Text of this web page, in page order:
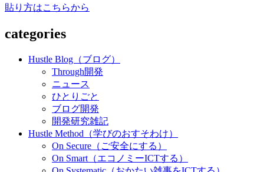
貼り方はこちらから
categories
Hustle Blog（ブログ）
Through開発
ニュース
ひとりごと
ブログ開発
開発研究雑記
Hustle Method（学びのおすそわけ）
On Secure（ご安全にする）
On Smart（エコノミーICTする）